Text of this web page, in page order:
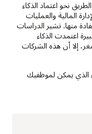
نحو اعتماد الذكاء
المالية والعمليات
منها. تشير الدراسات
اعتمدت الذكاء
إلا أن هذه الشركات
الذي يمكن لموظفيك